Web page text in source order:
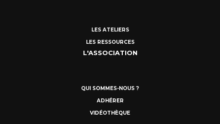
LES ATELIERS
LES RESSOURCES
L'ASSOCIATION
QUI SOMMES-NOUS ?
ADHÉRER
VIDÉOTHÈQUE